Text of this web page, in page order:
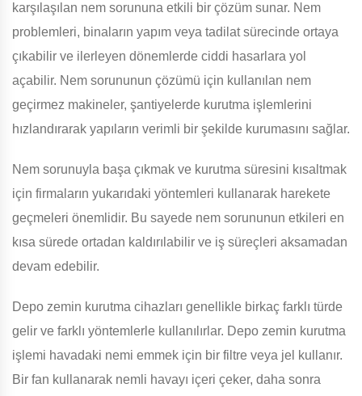
karşılaşılan nem sorununa etkili bir çözüm sunar. Nem
problemleri, binaların yapım veya tadilat sürecinde ortaya
çıkabilir ve ilerleyen dönemlerde ciddi hasarlara yol
açabilir. Nem sorununun çözümü için kullanılan nem
geçirmez makineler, şantiyelerde kurutma işlemlerini
hızlandırarak yapıların verimli bir şekilde kurumasını sağlar.
Nem sorunuyla başa çıkmak ve kurutma süresini kısaltmak
için firmaların yukarıdaki yöntemleri kullanarak harekete
geçmeleri önemlidir. Bu sayede nem sorununun etkileri en
kısa sürede ortadan kaldırılabilir ve iş süreçleri aksamadan
devam edebilir.
Depo zemin kurutma cihazları genellikle birkaç farklı türde
gelir ve farklı yöntemlerle kullanılırlar. Depo zemin kurutma
işlemi havadaki nemi emmek için bir filtre veya jel kullanır.
Bir fan kullanarak nemli havayı içeri çeker, daha sonra